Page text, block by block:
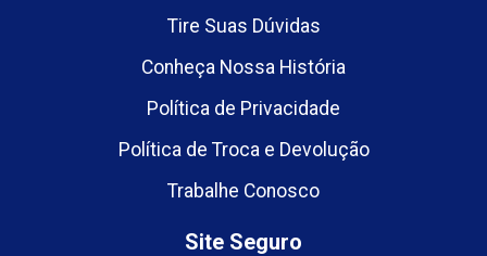
Tire Suas Dúvidas
Conheça Nossa História
Política de Privacidade
Política de Troca e Devolução
Trabalhe Conosco
Site Seguro